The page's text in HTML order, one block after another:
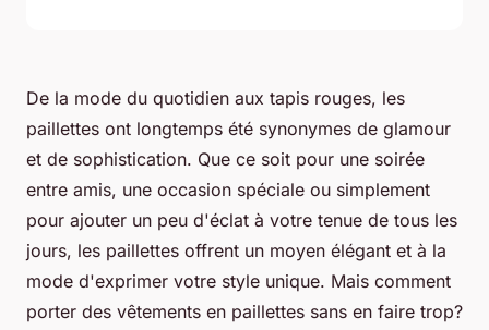
De la mode du quotidien aux tapis rouges, les
paillettes ont longtemps été synonymes de glamour
et de sophistication. Que ce soit pour une soirée
entre amis, une occasion spéciale ou simplement
pour ajouter un peu d'éclat à votre tenue de tous les
jours, les paillettes offrent un moyen élégant et à la
mode d'exprimer votre style unique. Mais comment
porter des vêtements en paillettes sans en faire trop?